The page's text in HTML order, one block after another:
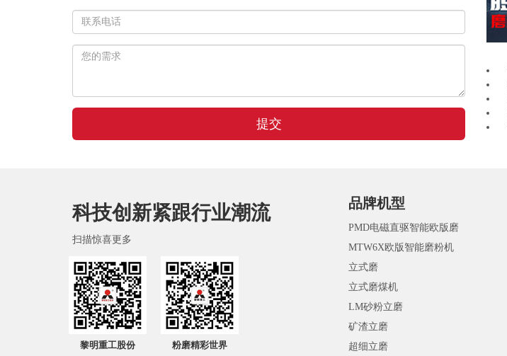
提交
科技创新紧跟行业潮流
扫描惊喜更多
黎明重工股份 粉磨精彩世界
品牌机型
PMD电磁直驱智能欧版磨
MTW6X欧版智能磨粉机
立式磨
立式磨煤机
LM砂粉立磨
矿渣立磨
超细立磨